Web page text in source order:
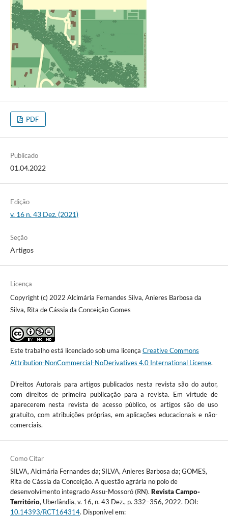
PDF
Publicado
01.04.2022
Edição
v. 16 n. 43 Dez. (2021)
Seção
Artigos
Licença
Copyright (c) 2022 Alcimária Fernandes Silva, Anieres Barbosa da
Silva, Rita de Cássia da Conceição Gomes
Este trabalho está licenciado sob uma licença Creative Commons
Attribution-NonCommercial-NoDerivatives 4.0 International License.
Direitos Autorais para artigos publicados nesta revista são do autor,
com direitos de primeira publicação para a revista. Em virtude de
aparecerem nesta revista de acesso público, os artigos são de uso
gratuito, com atribuições próprias, em aplicações educacionais e não-
comerciais.
Como Citar
SILVA, Alcimária Fernandes da; SILVA, Anieres Barbosa da; GOMES,
Rita de Cássia da Conceição. A questão agrária no polo de
desenvolvimento integrado Assu-Mossoró (RN). Revista Campo-
Território, Uberlândia, v. 16, n. 43 Dez., p. 332–356, 2022. DOI:
10.14393/RCT164314. Disponível em: